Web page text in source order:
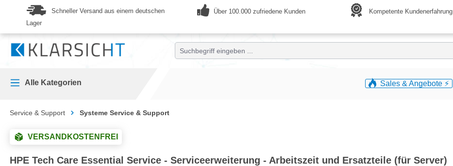
Zur Hauptnavigation springen
Schneller Versand aus einem deutschen
Lager
Über 100.000 zufriedene Kunden Kompetente Kundenerfahrung
Alle Kategorien Sales & Angebote ⚡️
Service & Support Systeme Service & Support
VERSANDKOSTENFREI
HPE Tech Care Essential Service - Serviceerweiterung - Arbeitszeit und Ersatzteile (für Server)